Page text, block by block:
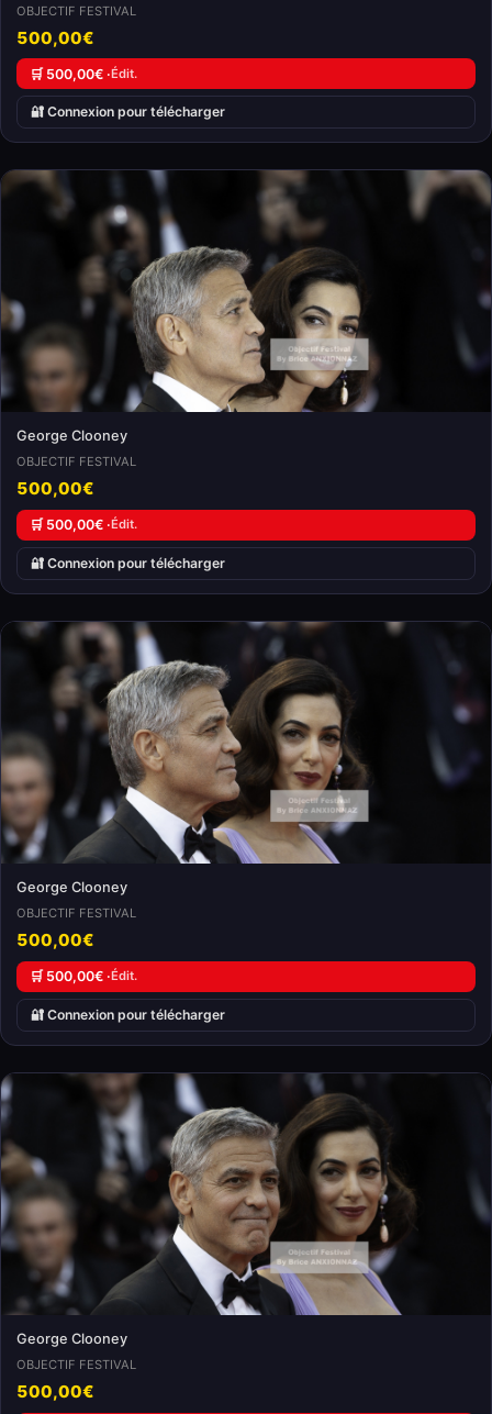
OBJECTIF FESTIVAL
500,00€
🛒 500,00€ ·Édit.
🔐 Connexion pour télécharger
George Clooney
OBJECTIF FESTIVAL
500,00€
🛒 500,00€ ·Édit.
🔐 Connexion pour télécharger
George Clooney
OBJECTIF FESTIVAL
500,00€
🛒 500,00€ ·Édit.
🔐 Connexion pour télécharger
George Clooney
OBJECTIF FESTIVAL
500,00€